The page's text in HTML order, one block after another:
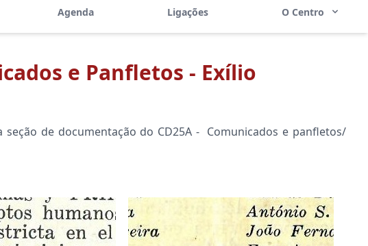
Agenda Ligações O Centro
e Panfletos - Exílio
de documentação do CD25A - Comunicados e panfletos/